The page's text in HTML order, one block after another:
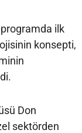
programda ilk
konsepti,
Don
sektörden